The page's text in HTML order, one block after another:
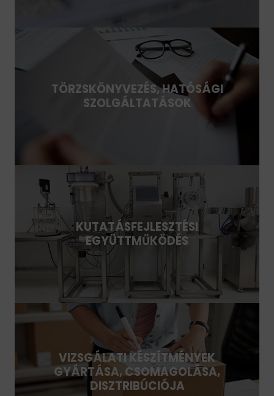
TÖRZSKÖNYVEZÉS, HATÓSÁGI
SZOLGÁLTATÁSOK
KUTATÁSFEJLESZTÉSI
EGYÜTTMŰKÖDÉS
VIZSGÁLATI KÉSZÍTMÉNYEK
GYÁRTÁSA, CSOMAGOLÁSA,
DISZTRIBÚCIÓJA